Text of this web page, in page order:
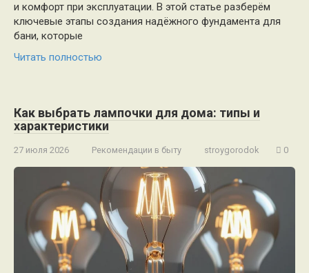
и комфорт при эксплуатации. В этой статье разберём
ключевые этапы создания надёжного фундамента для
бани, которые
Читать полностью
Как выбрать лампочки для дома: типы и
характеристики
27 июля 2026 Рекомендации в быту stroygorodok 0